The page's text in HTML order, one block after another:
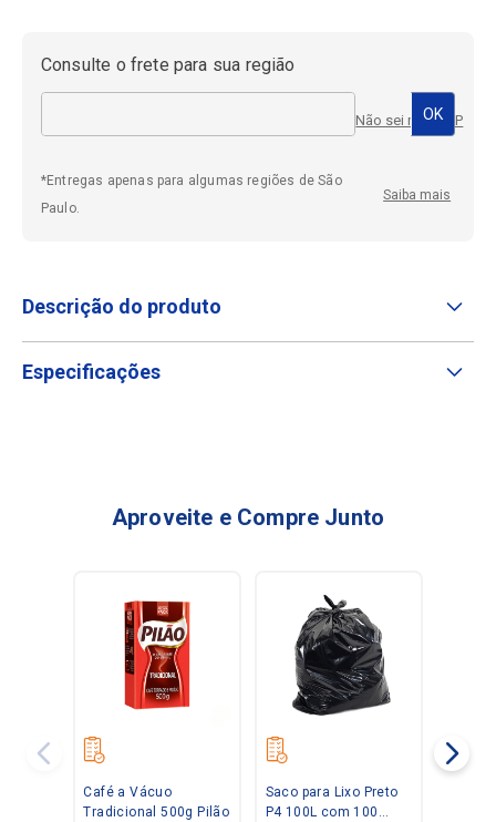
Consulte o frete para sua região
Não sei meu CEP
*Entregas apenas para algumas regiões de São
Paulo.
Saiba mais
Descrição do produto
Especificações
Aproveite e Compre Junto
Café a Vácuo
Tradicional 500g Pilão
Saco para Lixo Preto
P4 100L com 100